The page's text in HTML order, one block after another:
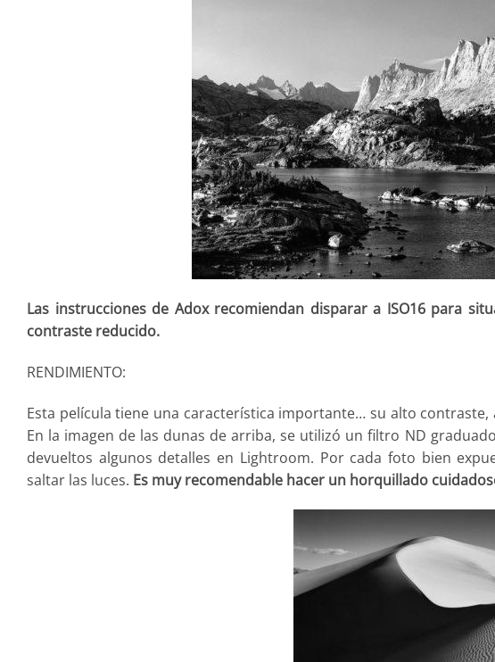
Las instrucciones de Adox recomiendan disparar a ISO16 para
contraste reducido.
RENDIMIENTO:
Esta película tiene una característica importante… su alto
En la imagen de las dunas de arriba, se utilizó un filtro ND
devueltos algunos detalles en Lightroom. Por cada foto bien
saltar las luces. Es muy recomendable hacer un horquillado